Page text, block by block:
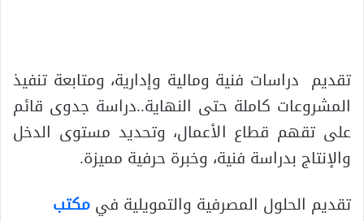
تقديم دراسات فنية ومالية وإدارية، ومتابعة تنفيذ
المشروعات كاملة حتى النهاية..دراسة جدوى قائم
على تقهم قطاع الأعمال، وتحديد مستوى الدخل
والإنتاج بدراسة فنية، وخبرة حرفية مميزة.
تقديم الحلول المصرفية والتمويلية فيمكتب